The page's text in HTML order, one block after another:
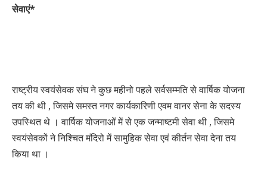
सेवाएं*
राष्ट्रीय स्वयंसेवक संघ ने कुछ महीनो पहले सर्वसम्मति से वार्षिक योजना
तय की थी , जिसमे समस्त नगर कार्यकारिणी एवम वानर सेना के सदस्य
उपस्थित थे । वार्षिक योजनाओं में से एक जन्माष्टमी सेवा थी , जिसमे
स्वयंसेवकों ने निश्चित मंदिरो में सामुहिक सेवा एवं कीर्तन सेवा देना तय
किया था ।